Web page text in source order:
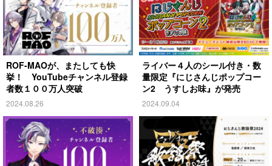
ROF-MAOが、またしても快
挙！ YouTubeチャンネル登録
者数１００万人突破
2024.08.26
ライバー４人のシール付き・数
量限定『にじさんじポップコー
ン2 うすしお味』が発売
2024.09.04